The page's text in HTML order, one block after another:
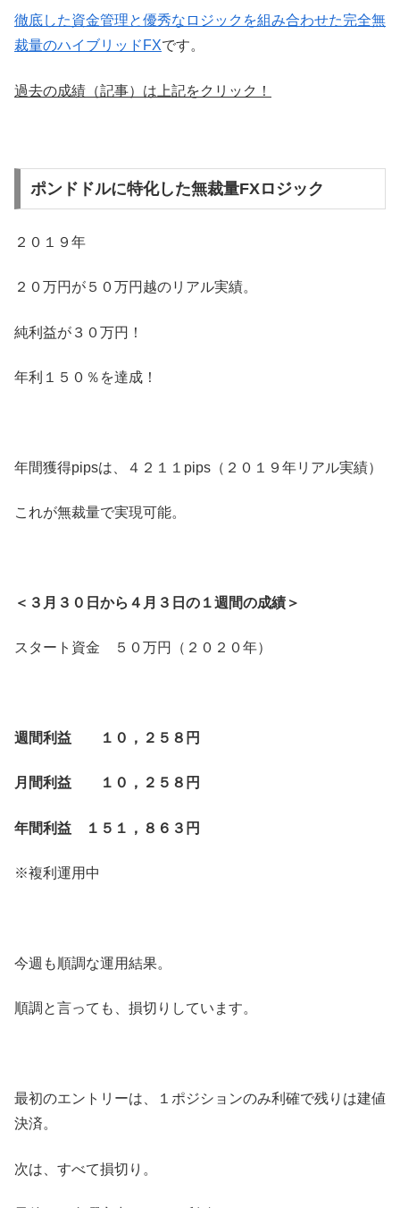
徹底した資金管理と優秀なロジックを組み合わせた完全無
裁量のハイブリッドFXです。
過去の成績（記事）は上記をクリック！
ポンドドルに特化した無裁量FXロジック
２０１９年
２０万円が５０万円越のリアル実績。
純利益が３０万円！
年利１５０％を達成！
年間獲得pipsは、４２１１pips（２０１９年リアル実績）
これが無裁量で実現可能。
＜３月３０日から４月３日の１週間の成績＞
スタート資金 ５０万円（２０２０年）
週間利益 １０，２５８円
月間利益 １０，２５８円
年間利益 １５１，８６３円
※複利運用中
今週も順調な運用結果。
順調と言っても、損切りしています。
最初のエントリーは、１ポジションのみ利確で残りは建値
決済。
次は、すべて損切り。